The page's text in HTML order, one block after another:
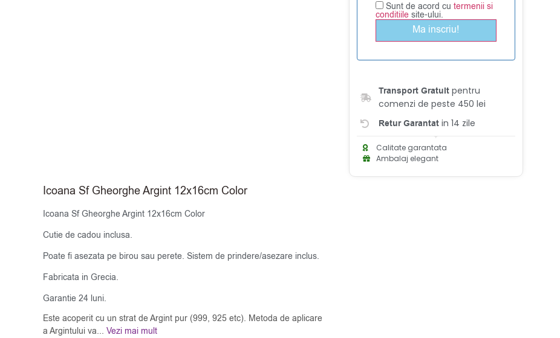
Sunt de acord cu termenii si
conditiilesite-ului.
Ma inscriu!
Transport Gratuit pentru
comenzi de peste 450 lei
Retur Garantat in 14 zile
Calitate garantata
Ambalaj elegant
Icoana Sf Gheorghe Argint 12x16cm Color
Icoana Sf Gheorghe Argint 12x16cm Color
Cutie de cadou inclusa.
Poate fi asezata pe birou sau perete. Sistem de prindere/asezare inclus.
Fabricata in Grecia.
Garantie 24 luni.
Este acoperit cu un strat de Argint pur (999, 925 etc). Metoda de aplicare
a Argintului va...Vezi mai mult